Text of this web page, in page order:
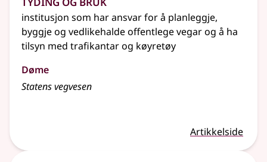
institusjon som har ansvar for å planleggje,
byggje og vedlikehalde offentlege vegar og å ha
tilsyn med trafikantar og køyretøy
Døme
Statens vegvesen
Artikkelside